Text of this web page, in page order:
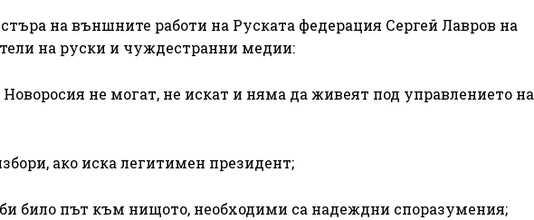
на външните работи на Руската федерация Сергей Лавров на
на руски и чуждестранни медии:
не могат, не искат и няма да живеят под управлението на
ако иска легитимен президент;
било път към нищото, необходими са надеждни споразумения;